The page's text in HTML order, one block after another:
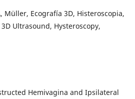
Müller, Ecografía 3D, Histeroscopia,
Ultrasound, Hysteroscopy,
Hemivagina and Ipsilateral